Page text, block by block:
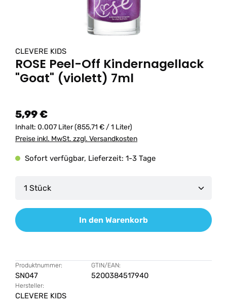
CLEVERE KIDS
ROSE Peel-Off Kindernagellack
"Goat" (violett) 7ml
5,99 €
Inhalt: 0.007 Liter(855,71 € / 1 Liter)
Preise inkl. MwSt. zzgl. Versandkosten
Sofort verfügbar, Lieferzeit: 1-3 Tage
Produkt Anzahl: Gib den gewünschten Wert
In den Warenkorb
Produktnummer:
SN047
GTIN/EAN:
5200384517940
Hersteller:
CLEVERE KIDS